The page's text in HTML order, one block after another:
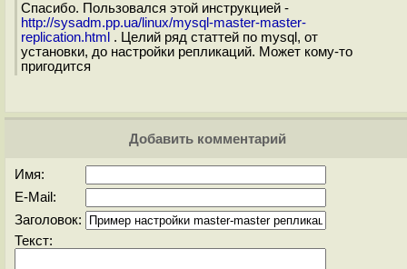
Спасибо. Пользовался этой инструкцией -
http://sysadm.pp.ua/linux/mysql-master-master-
replication.html . Целий ряд статтей по mysql, от
установки, до настройки репликаций. Может кому-то
пригодится
Добавить комментарий
Имя:
E-Mail:
Заголовок:
Текст: